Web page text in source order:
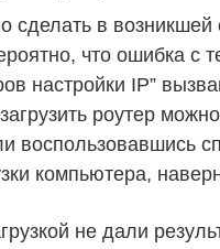
в возникшей
что ошибка с
настройки IP”
роутер
воспользовавшись
компьютера,
не дали